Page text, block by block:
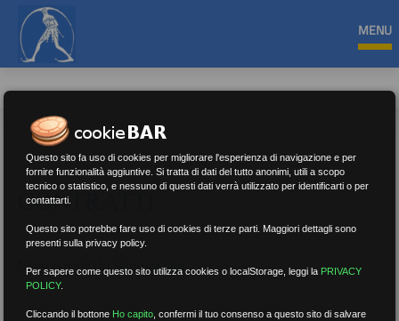
MENU
CONTRATTI
Nessun risultato.Rimuovi filtri
Questo sito fa uso di cookies per migliorare l'esperienza di navigazione e per
fornire funzionalità aggiuntive. Si tratta di dati del tutto anonimi, utili a scopo
tecnico o statistico, e nessuno di questi dati verrà utilizzato per identificarti o per
contattarti.
Questo sito potrebbe fare uso di cookies di terze parti. Maggiori dettagli sono
presenti sulla privacy policy.
Per sapere come questo sito utilizza cookies o localStorage, leggi la PRIVACY
POLICY.
Cliccando il bottone Ho capito ,confermi il tuo consenso a questo sito di salvare